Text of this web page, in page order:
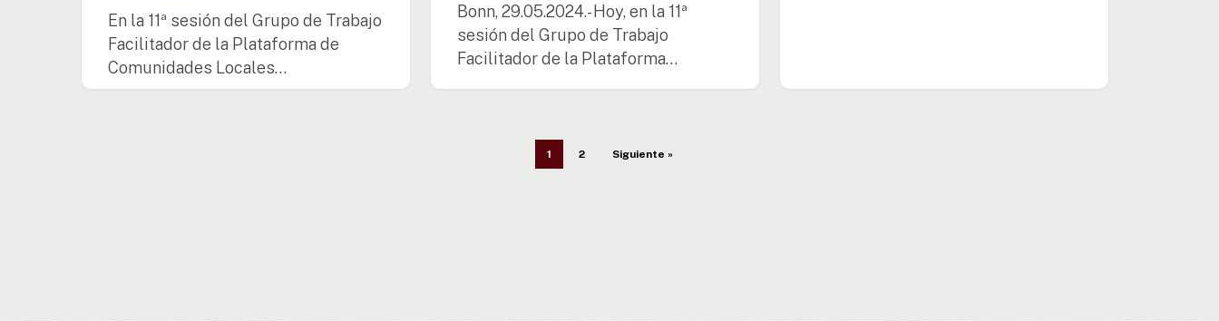
LCIPP
En la 11ª sesión del Grupo de Trabajo
Facilitador de la Plataforma de
Comunidades Locales…
LocalesBonn, 29.05.2024.- Hoy, en la 11ª
sesión del Grupo de Trabajo
Facilitador de la Plataforma…
1 2 Siguiente »